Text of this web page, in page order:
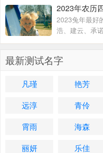
着不一样的寓
2023兔年最好
浩、建云、承
天、融凯、溢
最新测试名字
凡瑾 艳芳
远淳
青伶
霄雨
海森
丽妍
乐佳